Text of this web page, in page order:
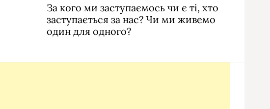
За кого ми заступаємось чи є ті, хто
заступається за нас? Чи ми живемо
один для одного?